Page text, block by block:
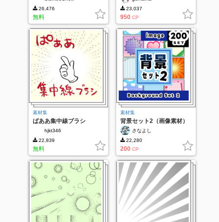
26,476
無料
23,037
950 CP
素材集
ぱああ集中線ブラシ
hjkt346
22,839
無料
素材集
背景セット2（画像素材）
さなよし
22,280
200 CP